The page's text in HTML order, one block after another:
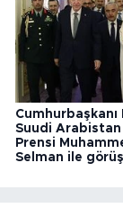
Cumhurbaşkanı
Suudi
Prensi
Selman ile